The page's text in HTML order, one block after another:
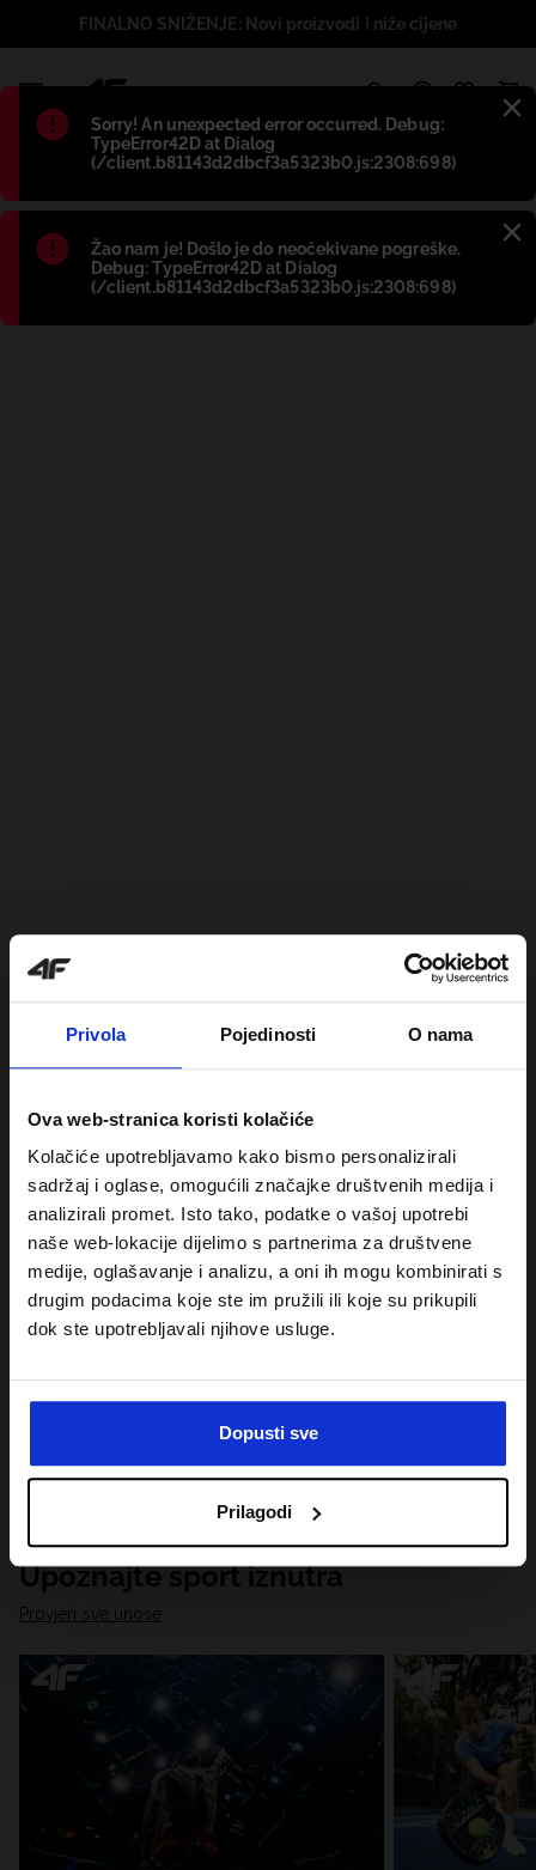
Privola Pojedinosti O nama
Ova web-stranica koristi kolačiće
Kolačiće upotrebljavamo kako bismo personalizirali
sadržaj i oglase, omogućili značajke društvenih medija i
analizirali promet. Isto tako, podatke o vašoj upotrebi
naše web-lokacije dijelimo s partnerima za društvene
medije, oglašavanje i analizu, a oni ih mogu kombinirati s
drugim podacima koje ste im pružili ili koje su prikupili
dok ste upotrebljavali njihove usluge.
Dopusti sve
Prilagodi
Błąd:
Sorry! An unexpected error occurred. Debug:
TypeError42D at Dialog
(/client.b81143d2dbcf3a5323b0.js:2308:698)
Błąd:
Žao nam je! Došlo je do neočekivane pogreške.
Debug: TypeError42D at Dialog
(/client.b81143d2dbcf3a5323b0.js:2308:698)
FINALNO SNIŽENJE: Novi proizvodi i niže cijene
Upoznajte sport iznutra
Provjeri sve unose